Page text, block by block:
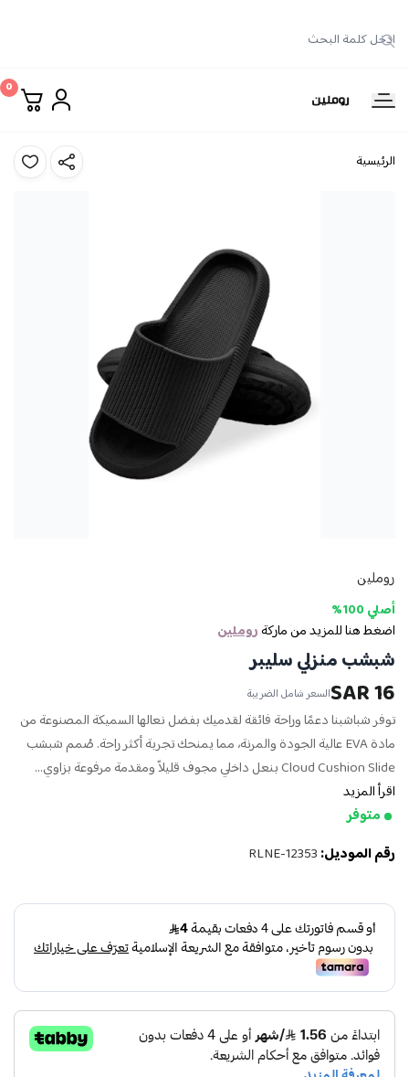
روملين
0
الرئيسية
روملين
أصلي 100%
اضغط هنا للمزيد من ماركةروملين
شبشب منزلي سليبر
16 SAR السعر شامل الضريبة
توفر شباشبنا دعمًا وراحة فائقة لقدميك بفضل نعالها السميكة المصنوعة من
مادة EVA عالية الجودة والمرنة، مما يمنحك تجربة أكثر راحة. صُمم شبشب
Cloud Cushion Slide بنعل داخلي مجوف قليلاً ومقدمة مرفوعة بزاوي...
اقرأ المزيد
متوفر
رقم الموديل: RLNE-12353